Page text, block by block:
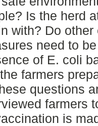
Is the herd
with? Do
need to
of E. coli
farmers
questions
farmers
is